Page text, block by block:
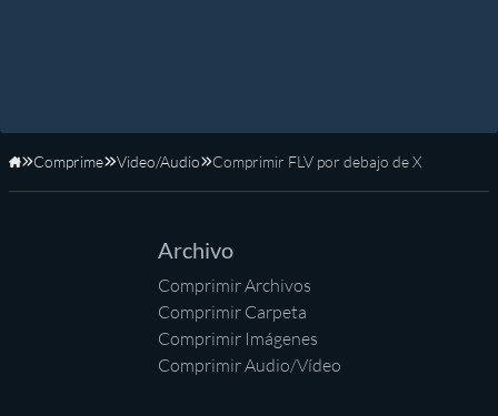
Inicio
Comprime Video/Audio Comprimir FLV por debajo de X
Archivo
Comprimir Archivos
Comprimir Carpeta
Comprimir Imágenes
Comprimir Audio/Vídeo